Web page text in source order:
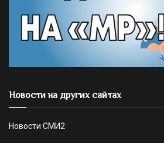
Новости на других сайтах
Новости СМИ2